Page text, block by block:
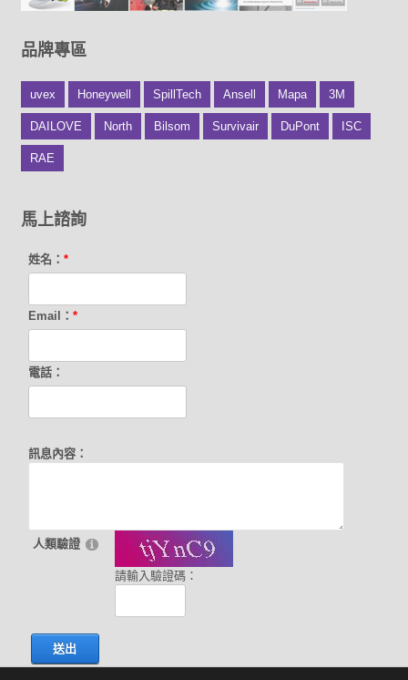
品牌專區
uvex Honeywell SpillTech Ansell Mapa 3M
DAILOVE North Bilsom Survivair DuPont ISC
RAE
馬上諮詢
姓名：*
Email：*
電話：
訊息內容：
人類驗證
請輸入驗證碼：
送出